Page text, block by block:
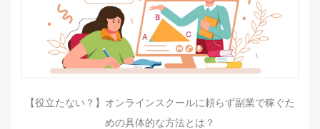
【役立たない？】オンラインスクールに頼らず副業で稼ぐた
めの具体的な方法とは？